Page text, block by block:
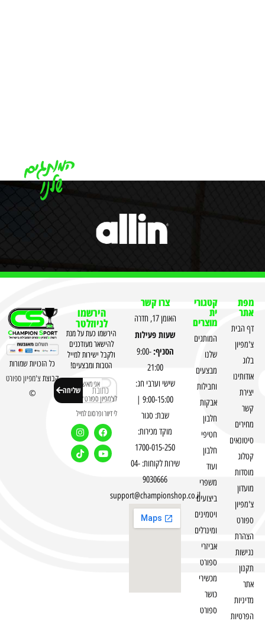
מפת
אתר
דף הבית
צ'מפיון
בלוג
אודותינו
יצירת
קשר
מחירים
סיטונאים
קטלוג
מוסדות
מועדון
צ'מפיון
ספורט
הצהרת
נגישות
תקנון
אתר
מדיניות
הפרטיות
קטגורי
ית
מוצרים
המותגים
שלנו
מבצעים
וחבילות
אבקות
חלבון
חטיפי
חלבון
ועוד
משפרי
ביצועים
ויטמינים
ומינרלים
אביזרי
ספורט
מכשירי
כושר
ספורט
צרו קשר
האומן 17, חדרה
שעות פעילות
הסניף:9:00-
21:00
שישי וערבי חג:
9:00-15:00 |
שבת: סגור
מוקד מכירות:
1700-015-250
שירות לקוחות: 04-
9030666
support@championshop.co.il
הירשמו
לניוזלטר
הירשמו כעת על מנת
להישאר מעודכנים
ולקבל ישירות למייל
הטבות ומבצעים!
אני מאשר
לצ'מפיון ספורט לשלוח
לי דיוור ופרסום למייל
שליחה
כל הזכויות שמורות
קבוצתצ'מפיון ספורט
©